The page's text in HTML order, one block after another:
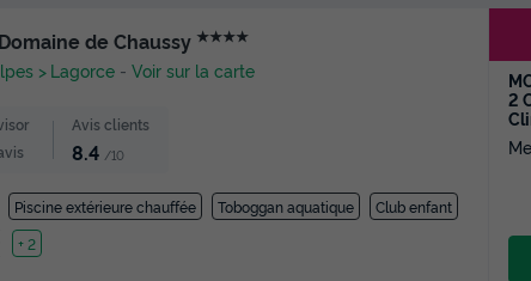
de Chaussy ★★★★
Lagorce -Voir sur la carte
Avis clients
8.4 /10
Piscine extérieure chauffée Toboggan aquatique
Club enfant
+ 2
2